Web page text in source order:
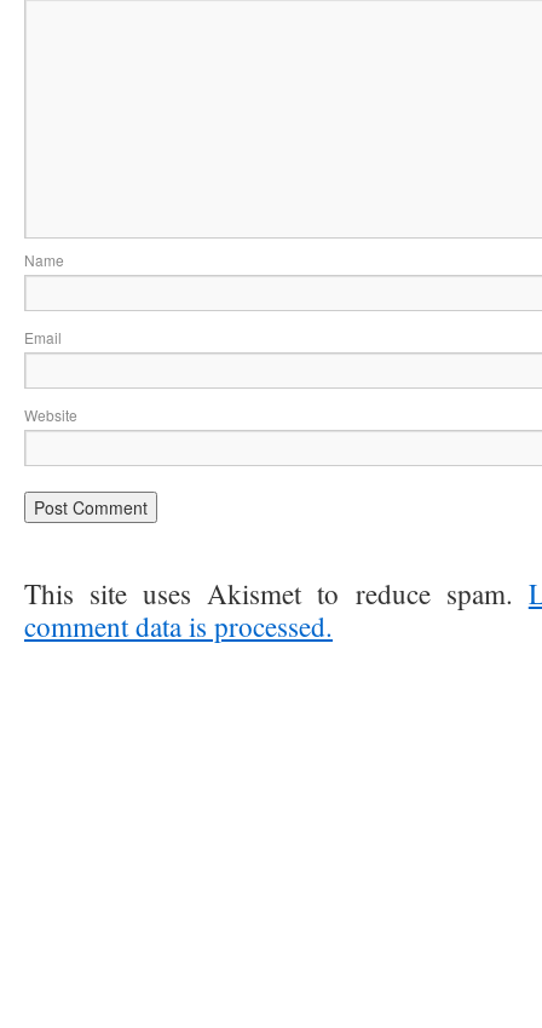
Website
This site uses Akismet to reduce spam.
comment data is processed.